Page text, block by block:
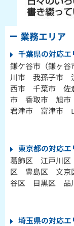
業務エリア
千葉県の対応エ
鎌ケ谷市（鎌
川市 我孫子市
西市 千葉市 佐
市 香取市 旭市
君津市 富津市
東京都の対応エ
葛飾区 江戸川
区 豊島区 文
谷区 目黒区 品
埼玉県の対応エ